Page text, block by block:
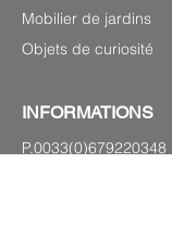
Mobilier de jardins
Objets de curiosité
INFORMATIONS
P.0033(0)679220348